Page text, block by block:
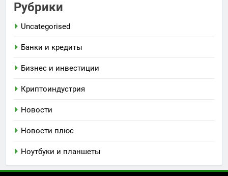
Рубрики
Uncategorised
Банки и кредиты
Бизнес и инвестиции
Криптоиндустрия
Новости
Новости плюс
Ноутбуки и планшеты